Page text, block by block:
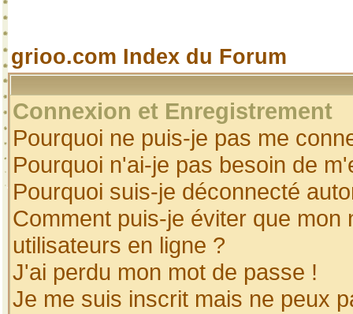
grioo.com Index du Forum
Connexion et Enregistrement
Pourquoi ne puis-je pas me
Pourquoi n'ai-je pas besoin de
Pourquoi suis-je déconnecté
Comment puis-je éviter que
utilisateurs en ligne ?
J'ai perdu mon mot de passe !
Je me suis inscrit mais ne peux